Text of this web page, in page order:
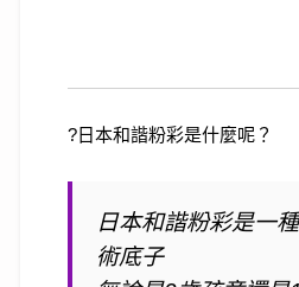
?日本和諧粉彩是什麼呢？
日本和諧粉彩是一
術底子